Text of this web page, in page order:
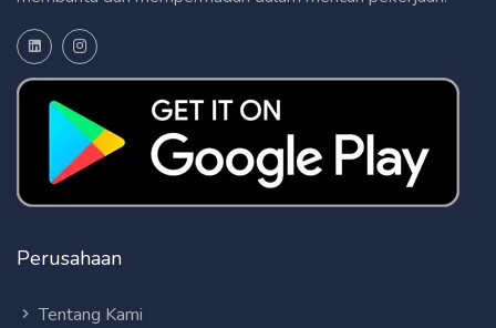
Perusahaan
Tentang Kami